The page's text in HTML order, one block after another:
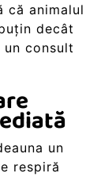
că animalul
decât
consult
un
respiră